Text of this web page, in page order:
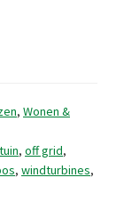
, Wonen &
, off grid,
, windturbines,